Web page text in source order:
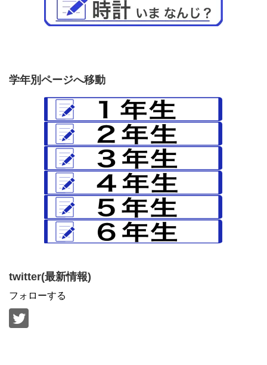
学年別ページへ移動
twitter(最新情報)
フォローする